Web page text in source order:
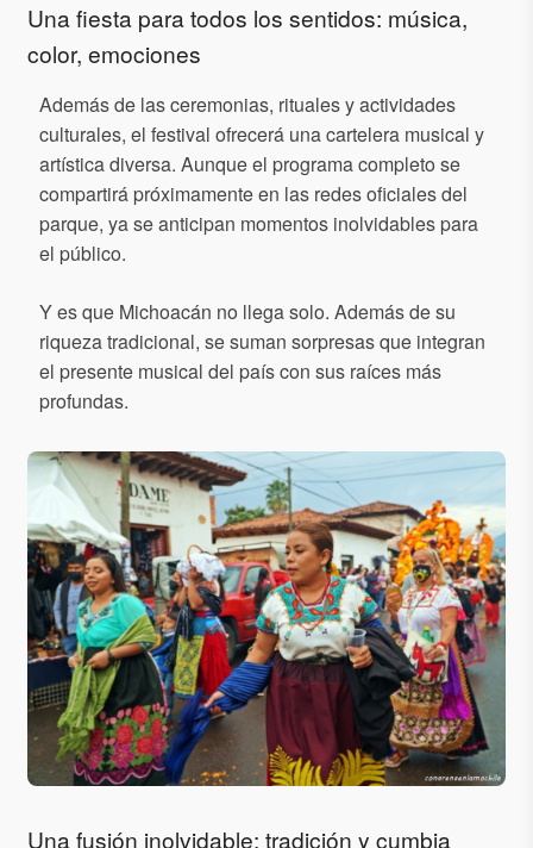
Una fiesta para todos los sentidos: música,
color, emociones
Además de las ceremonias, rituales y actividades
culturales, el festival ofrecerá una cartelera musical y
artística diversa. Aunque el programa completo se
compartirá próximamente en las redes oficiales del
parque, ya se anticipan momentos inolvidables para
el público.
Y es que Michoacán no llega solo. Además de su
riqueza tradicional, se suman sorpresas que integran
el presente musical del país con sus raíces más
profundas.
Una fusión inolvidable: tradición y cumbia